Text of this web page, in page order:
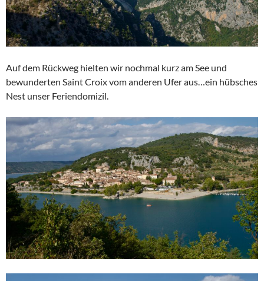
Auf dem Rückweg hielten wir nochmal kurz am See und
bewunderten Saint Croix vom anderen Ufer aus…ein hübsches
Nest unser Feriendomizil.